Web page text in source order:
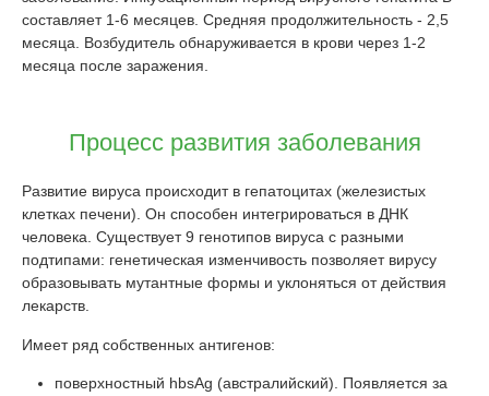
составляет 1-6 месяцев. Средняя продолжительность - 2,5
месяца. Возбудитель обнаруживается в крови через 1-2
месяца после заражения.
Процесс развития заболевания
Развитие вируса происходит в гепатоцитах (железистых
клетках печени). Он способен интегрироваться в ДНК
человека. Существует 9 генотипов вируса с разными
подтипами: генетическая изменчивость позволяет вирусу
образовывать мутантные формы и уклоняться от действия
лекарств.
Имеет ряд собственных антигенов:
поверхностный hbsAg (австралийский). Появляется за